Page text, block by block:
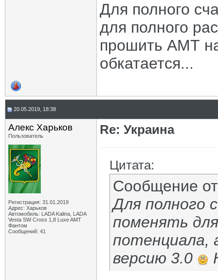
Для полного
для полного
прошить АМТ
обкатается...
20.05.2019, 18:38
Алекс Харьков
Пользователь
Регистрация: 31.01.2019
Адрес: Харьков
Автомобиль: LADA Kalina, LADA
Vesta SW Cross 1,8 Luxe AMT
Фантом
Сообщений: 41
Re: Украина
Цитата:
Сообщение
Для полного
поменять
версию 3.0